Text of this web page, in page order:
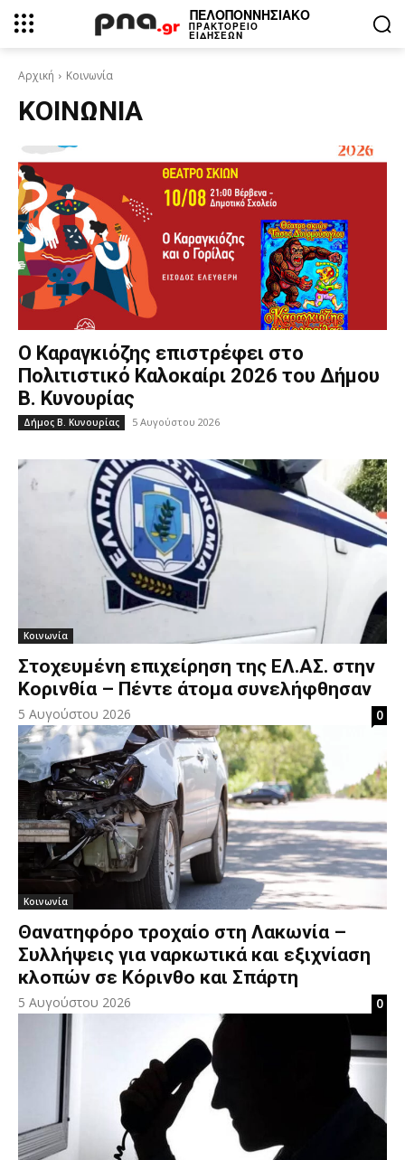
ΠΕΛΟΠΟΝΝΗΣΙΑΚΟ
ΠΡΑΚΤΟΡΕΙΟ
ΕΙΔΗΣΕΩΝ
Αρχική Κοινωνία
ΚΟΙΝΩΝΊΑ
Ο Καραγκιόζης επιστρέφει στο
Πολιτιστικό Καλοκαίρι 2026 του Δήμου
Β. Κυνουρίας
Δήμος Β. Κυνουρίας 5 Αυγούστου 2026
Κοινωνία
Στοχευμένη επιχείρηση της ΕΛ.ΑΣ. στην
Κορινθία – Πέντε άτομα συνελήφθησαν
5 Αυγούστου 2026 0
Κοινωνία
Θανατηφόρο τροχαίο στη Λακωνία –
Συλλήψεις για ναρκωτικά και εξιχνίαση
κλοπών σε Κόρινθο και Σπάρτη
5 Αυγούστου 2026 0